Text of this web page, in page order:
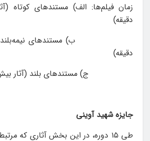
دقیقه)
دقيقه)
ج) مستندهای بلند (آثار بیش از ۶۰
جایزه شهید آوینی
طی ۱۵ دوره، در این بخش آثاری که